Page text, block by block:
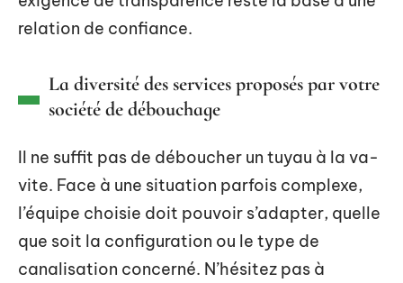
relation de confiance.
La diversité des services proposés par votre
société de débouchage
Il ne suffit pas de déboucher un tuyau à la va-
vite. Face à une situation parfois complexe,
l’équipe choisie doit pouvoir s’adapter, quelle
que soit la configuration ou le type de
canalisation concerné. N’hésitez pas à